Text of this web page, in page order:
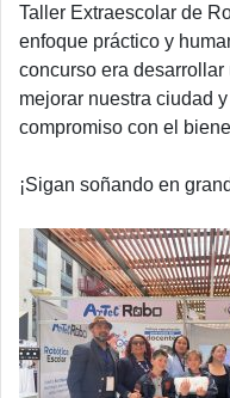
Taller Extraescolar de
enfoque práctico y
concurso era
mejorar nuestra ciudad
compromiso con el
¡Sigan soñando en